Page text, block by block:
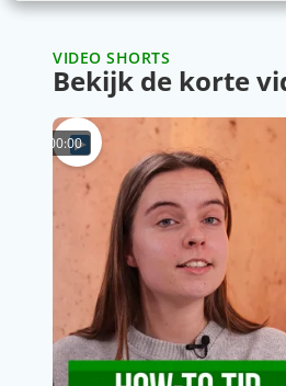
VIDEO SHORTS
Bekijk de korte
00:00